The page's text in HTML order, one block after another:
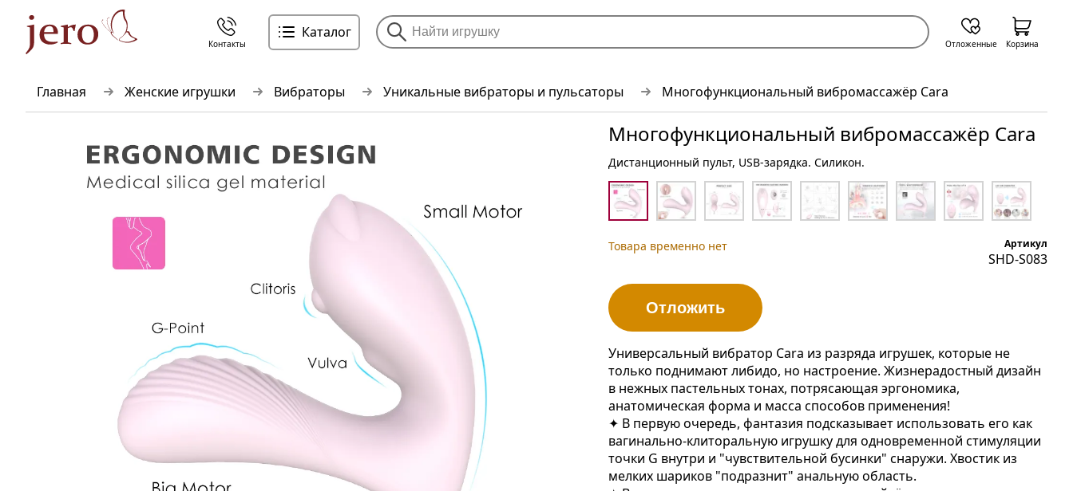
Главная Женские игрушки Вибраторы Уникальные вибраторы и пульсаторы Многофункциональный вибромассажёр Cara
Многофункциональный вибромассажёр Cara
Дистанционный пульт, USB-зарядка. Силикон.
Товара временно нет Артикул
SHD-S083
Отложить
Универсальный вибратор Cara из разряда игрушек, которые не
только поднимают либидо, но настроение. Жизнерадостный дизайн
в нежных пастельных тонах, потрясающая эргономика,
анатомическая форма и масса способов применения!
✦ В первую очередь, фантазия подсказывает использовать его как
вагинально-клиторальную игрушку для одновременной стимуляции
точки G внутри и "чувствительной бусинки" снаружи. Хвостик из
мелких шариков "подразнит" анальную область.
Контакты
Каталог
Отложенные Корзина